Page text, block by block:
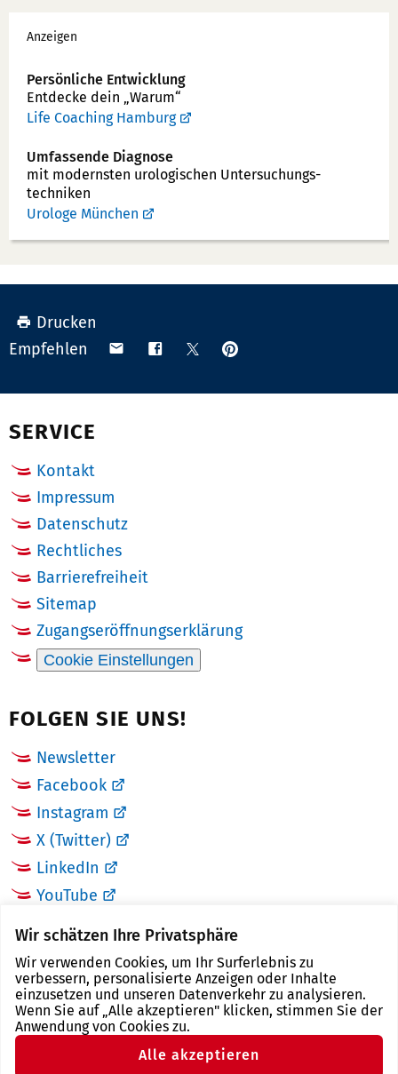
Wir schätzen Ihre Privatsphäre
Wir verwenden Cookies, um Ihr Surferlebnis zu
verbessern, personalisierte Anzeigen oder Inhalte
einzusetzen und unseren Datenverkehr zu analysieren.
Wenn Sie auf „Alle akzeptieren" klicken, stimmen Sie der
Anwendung von Cookies zu.
Alle akzeptieren
n
u
m
e
r:
Werbung
Anzeigen
Persönliche Entwicklung
Entdecke dein „Warum“
Life Coaching Hamburg
Umfassende Diagnose
mit modernsten uro­logischen Unter­suchungs­
techniken
Urologe München
Drucken
Empfehlen
Teilen Teilen TeilenAnpinnen
SERVICE
Kontakt
Impressum
Datenschutz
Rechtliches
Barrierefreiheit
Sitemap
Zugangseröffnungserklärung
Cookie Einstellungen
FOLGEN SIE UNS!
Newsletter
Facebook
Instagram
X (Twitter)
LinkedIn
YouTube
LINKS
Landkreis Zwickau
Tourismusregion Zwickau
Freistaat Sachsen